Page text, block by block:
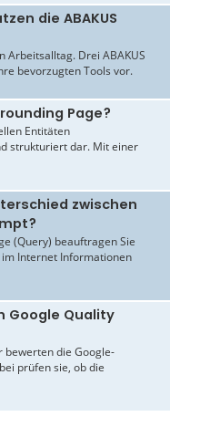
die ABAKUS
Arbeitsalltag. Drei ABAKUS
bevorzugten Tools vor.
Page?
Entitäten
strukturiert dar. Mit einer
zwischen
(Query) beauftragen Sie
Internet Informationen
Google Quality
bewerten die Google-
prüfen sie, ob die